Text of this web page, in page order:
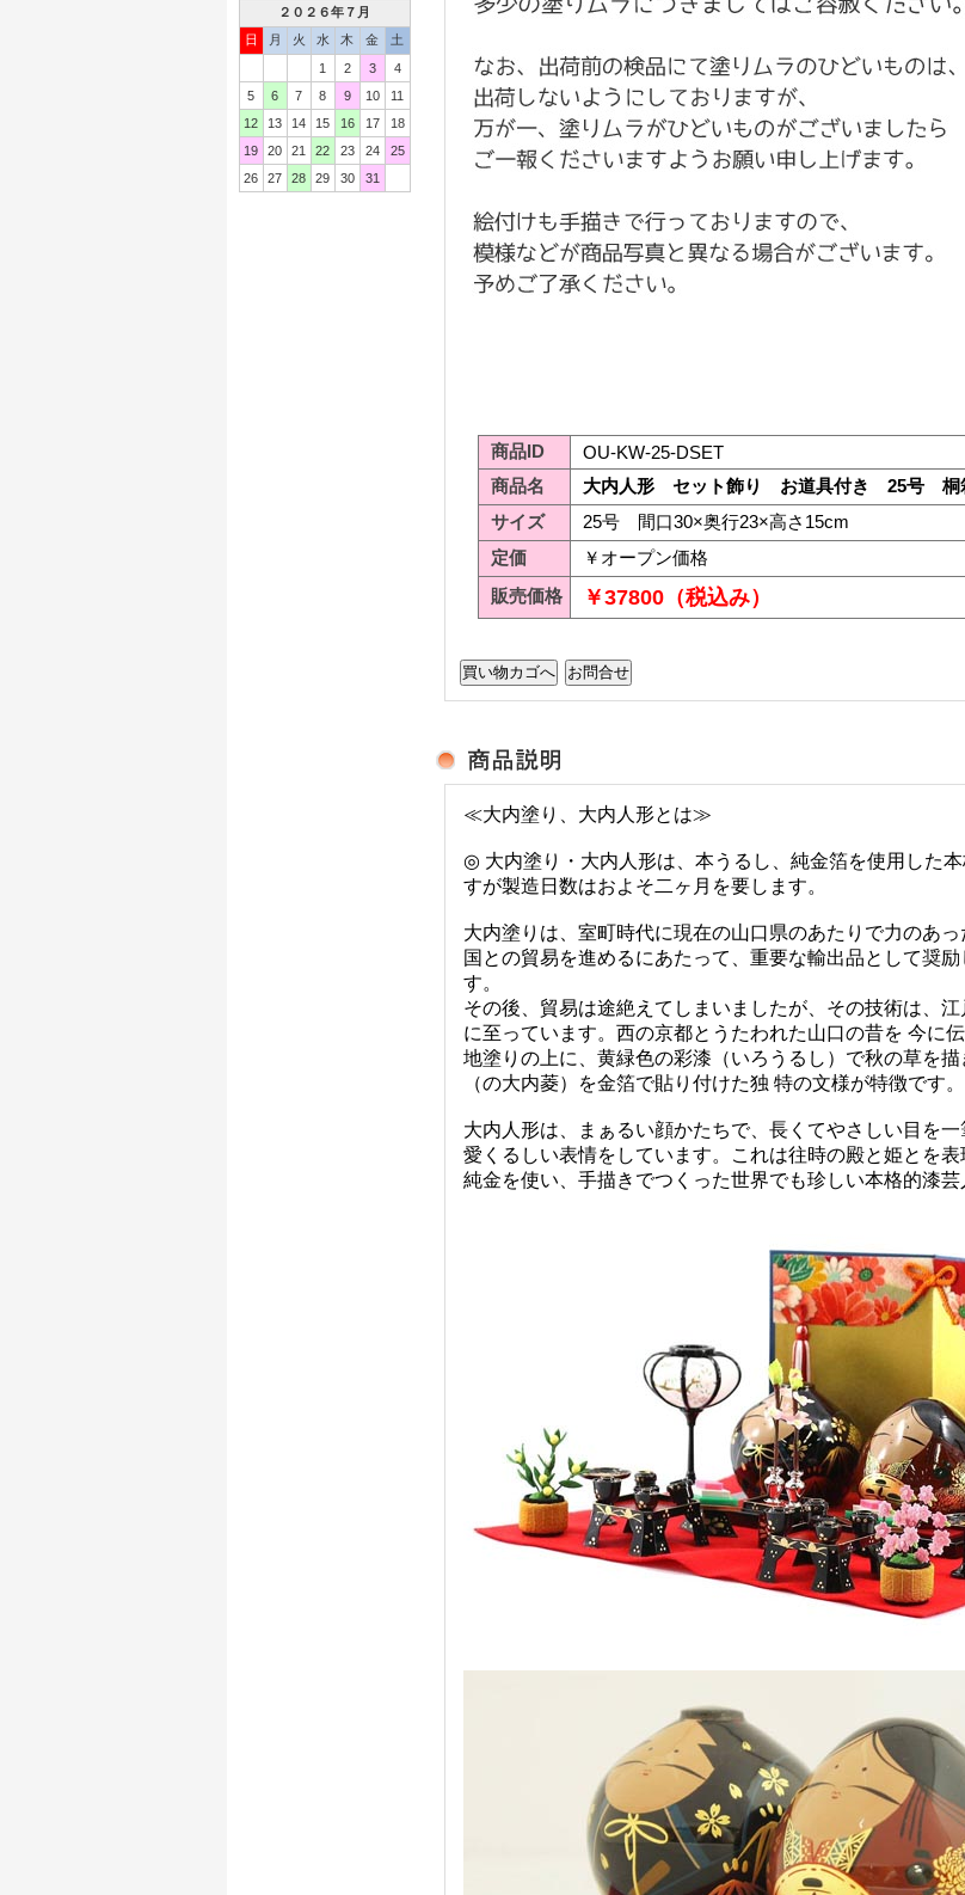
２０２６年７月
日
月 火 水 木 金
土
1
2 3
4
5
6 7 8 9 10
11
12
13 14 15 16 17
18
19
20 21 22 23 24
25
26
27 28 29 30 31
商品ID
OU-KW-25-DSET
商品名
大内人形 セット飾り お道具付き 25号 桐
サイズ
25号 間口30×奥行23×高さ15cm
定価
￥オープン価格
販売価格
￥37800（税込み）
≪大内塗り、大内人形とは≫
◎ 大内塗り・大内人形は、本うるし、純金箔を使用した
すが製造日数はおよそ二ヶ月を要します。
大内塗りは、室町時代に現在の山口県のあたりで力のあ
国との貿易を進めるにあたって、重要な輸出品として奨
す。
その後、貿易は途絶えてしまいましたが、その技術は、
に至っています。西の京都とうたわれた山口の昔を 今に
地塗りの上に、黄緑色の彩漆（いろうるし）で秋の草を
（の大内菱）を金箔で貼り付けた独 特の文様が特徴です。
大内人形は、まぁるい顔かたちで、長くてやさしい目を
愛くるしい表情をしています。これは往時の殿と姫とを
純金を使い、手描きでつくった世界でも珍しい本格的漆芸